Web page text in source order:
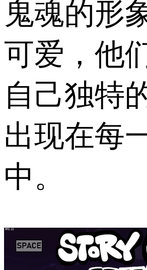
鬼魂的形
可爱，他
自己独特
出现在每
中。